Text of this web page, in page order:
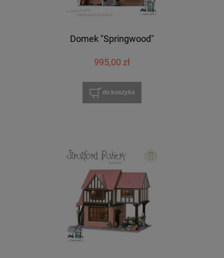
Domek "Springwood"
995,00 zł
do koszyka